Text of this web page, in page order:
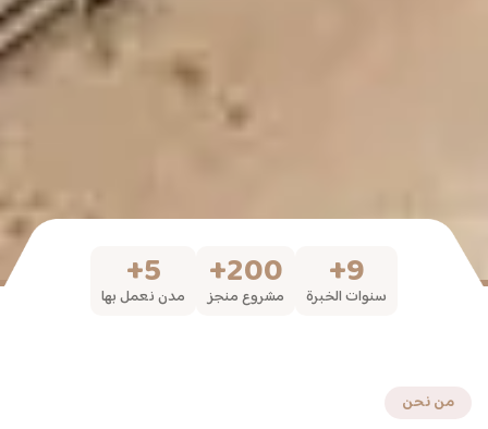
سنوات الخبرة
+ مشروع منجز
200
+ مدن نعمل بها
+
من نحن